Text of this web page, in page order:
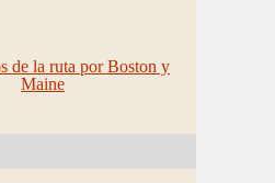
de la ruta por Boston y
Maine